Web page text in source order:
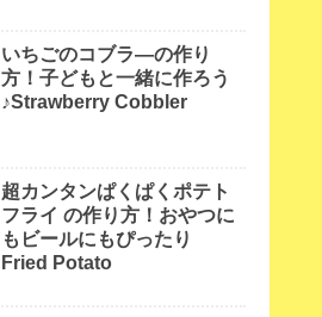
いちごのコブラ―の作り
方！子どもと一緒に作ろう
♪Strawberry Cobbler
超カンタンぱくぱくポテト
フライ の作り方！おやつに
もビールにもぴったり
Fried Potato